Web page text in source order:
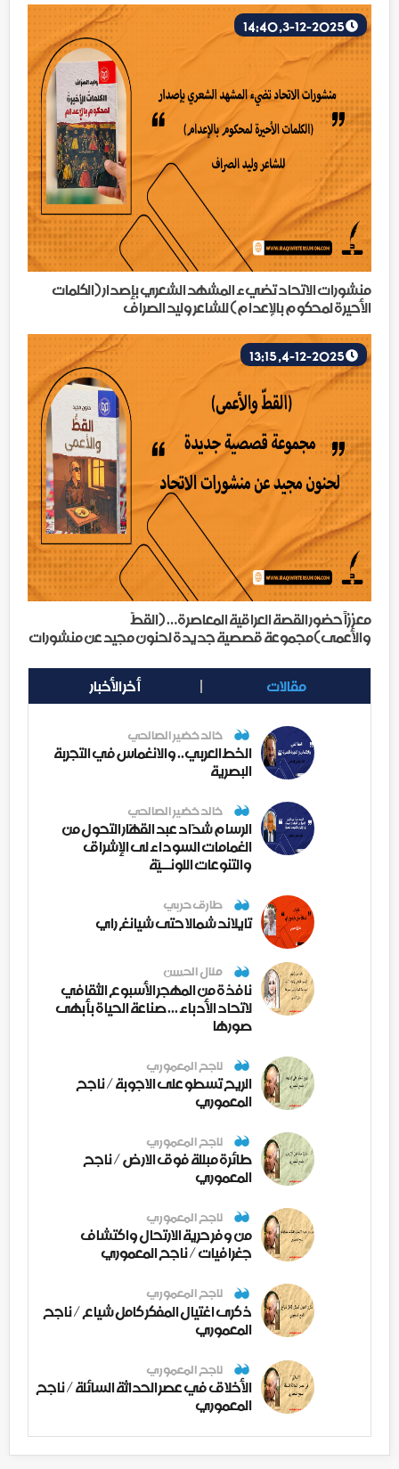
منشورات الاتحاد تضيء المشهد الشعري بإصدار (الكلمات
الأحيرة لمحكوم بالإعدام) للشاعر وليد الصراف
معززاً حضور القصة العراقية المعاصرة… (القطّ
والأعمى)مجموعة قصصية جديدة لحنون مجيد عن منشورات
مقالات
أخر الأخبار
خالد خضير الصالحي
الخط العربي.. والانغماس في التجربة
البصرية
خالد خضير الصالحي
الرسام شدّاد عبد القهّار التحول من
الغمامات السوداء لى الإشراق
والتنوعات اللونــيّة
طارق حربي
تايلاند شمالا حتى شيانغ راي
منال الحسن
نافذة من المهجر الأسبوع الثقافي
لاتحاد الأدباء ... صناعة الحياة بأبهى
صورها
ناجح المعموري
الريح تسطو على الاجوبة / ناجح
المعموري
ناجح المعموري
طائرة مبللة فوق الارض / ناجح
المعموري
ناجح المعموري
من وفر حرية الارتحال واكتشاف
جغرافيات / ناجح المعموري
ناجح المعموري
ذكرى اغتيال المفكر كامل شياع / ناجح
المعموري
ناجح المعموري
الأخلاق في عصر الحداثة السائلة / ناجح
المعموري